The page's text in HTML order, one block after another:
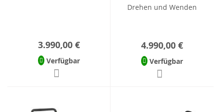
3.990,00 €
Verfügbar
Drehen und Wenden
4.990,00 €
Verfügbar